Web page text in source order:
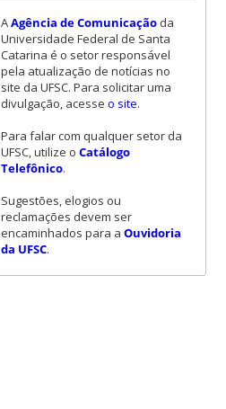
AAgência de Comunicaçãoda
Universidade Federal de Santa
Catarina é o setor responsável
pela atualização de notícias no
site da UFSC. Para solicitar uma
divulgação, acesse o site.
Para falar com qualquer setor da
UFSC, utilize o Catálogo
Telefônico.
Sugestões, elogios ou
reclamações devem ser
encaminhados para a Ouvidoria
da UFSC.